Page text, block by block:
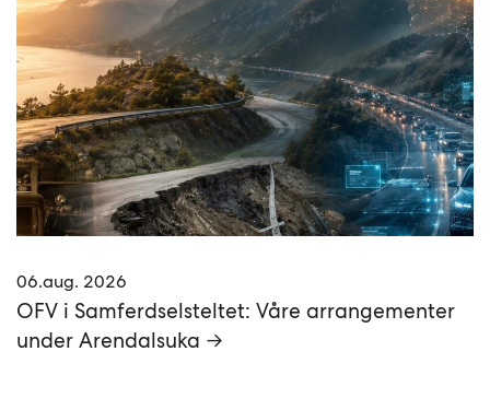
06.aug. 2026
OFV i Samferdselsteltet: Våre arrangementer
under Arendalsuka →